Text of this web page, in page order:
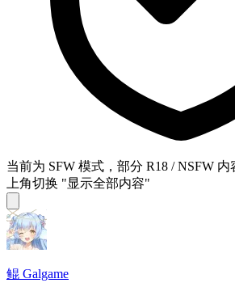
当前为 SFW 模式，部分 R18 / NSFW
上角切换 "显示全部内容"
鲲 Galgame